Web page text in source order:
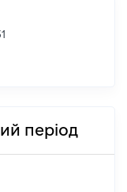
період